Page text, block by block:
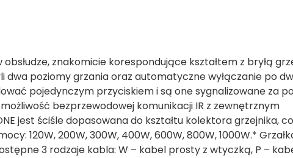
znakomicie korespondujące kształtem z bryłą
dwa poziomy grzania oraz automatyczne wyłączanie po
pojedynczym przyciskiem i są one sygnalizowane za
bezprzewodowej komunikacji IR z zewnętrznym
jest ściśle dopasowana do kształtu kolektora grzejnika,
120W, 200W, 300W, 400W, 600W, 800W, 1000W.*
3 rodzaje kabla: W – kabel prosty z wtyczką, P –